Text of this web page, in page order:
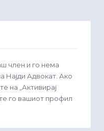
член и го нема
Најди Адвокат. Ако
на „Активирај
го вашиот профил